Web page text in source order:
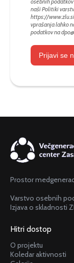
naši Politiki
https://
vprašanja lahko
podatkov na
Prijavi se
Prostor
Varstvo osebnih
Izjava o skladnosti
Hitri dostop
O projektu
Koledar aktivnosti